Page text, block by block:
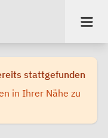
stattgefunden
in Ihrer Nähe zu